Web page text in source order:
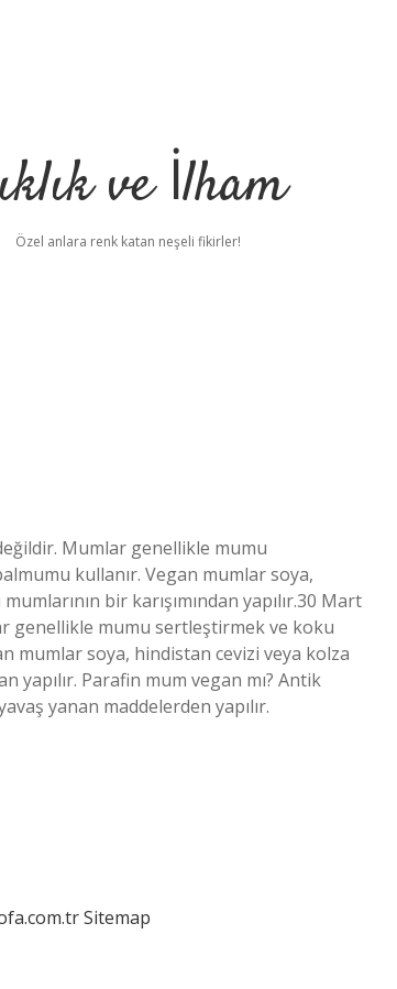
ve İlham
Özel anlara renk katan neşeli fikirler!
Mumlar genellikle mumu
kullanır. Vegan mumlar soya,
bir karışımından yapılır.30 Mart
genellikle mumu sertleştirmek ve koku
mumlar soya, hindistan cevizi veya kolza
yapılır. Parafin mum vegan mı? Antik
yanan maddelerden yapılır.
Sitemap